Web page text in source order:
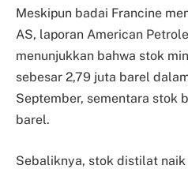
Meskipun badai Francine
AS, laporan American
menunjukkan bahwa stok
sebesar 2,79 juta barel
September, sementara stok
barel.
Sebaliknya, stok distilat naik